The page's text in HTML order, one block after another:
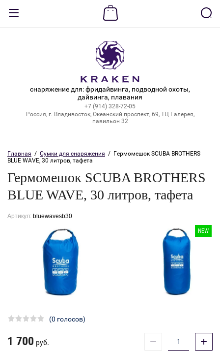
ВОЙТИ
снаряжение для: фридайвинга, подводной охоты,
дайвинга, плавания
+7 (914) 328-72-05
Россия, г. Владивосток, Океанский проспект, 69, ТЦ Галерея,
павильон 32
Главная
  /
Сумки для снаряжения
  /  Гермомешок SCUBA BROTHERS
BLUE WAVE, 30 литров, тафета
Гермомешок SCUBA BROTHERS
BLUE WAVE, 30 литров, тафета
Артикул: bluewavesb30
NEW
(0 голосов)
1 700 руб. − +